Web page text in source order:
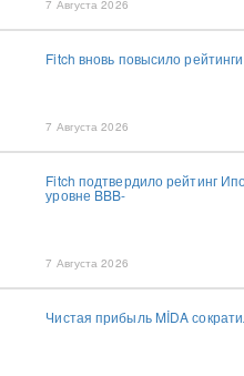
7 Августа 2026
Fitch вновь повысило
7 Августа 2026
Fitch подтвердило рейтинг
уровне BBB-
7 Августа 2026
Чистая прибыль MİDA